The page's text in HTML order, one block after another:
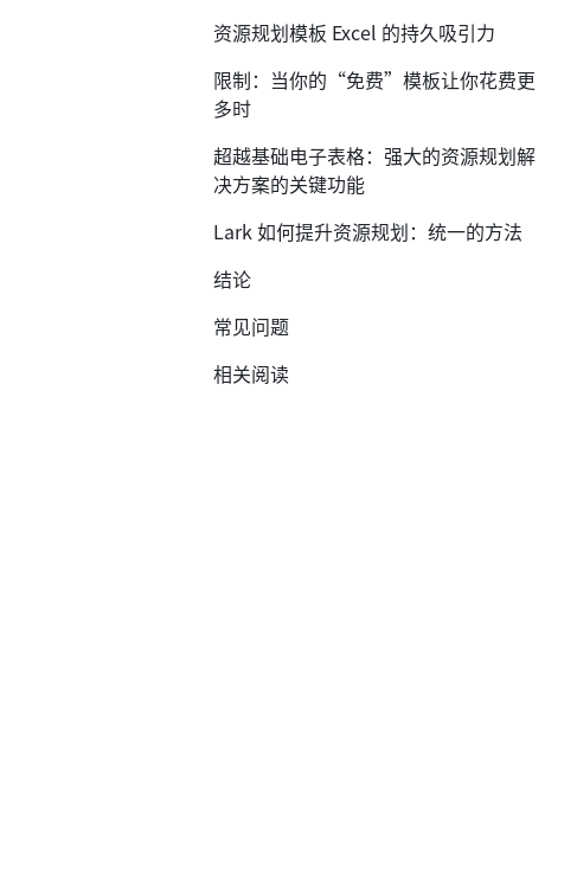
资源规划模板 Excel 的持久吸引力
限制：当你的“免费”模板让你花费更
多时
超越基础电子表格：强大的资源规划解
决方案的关键功能
Lark 如何提升资源规划：统一的方法
结论
常见问题
相关阅读